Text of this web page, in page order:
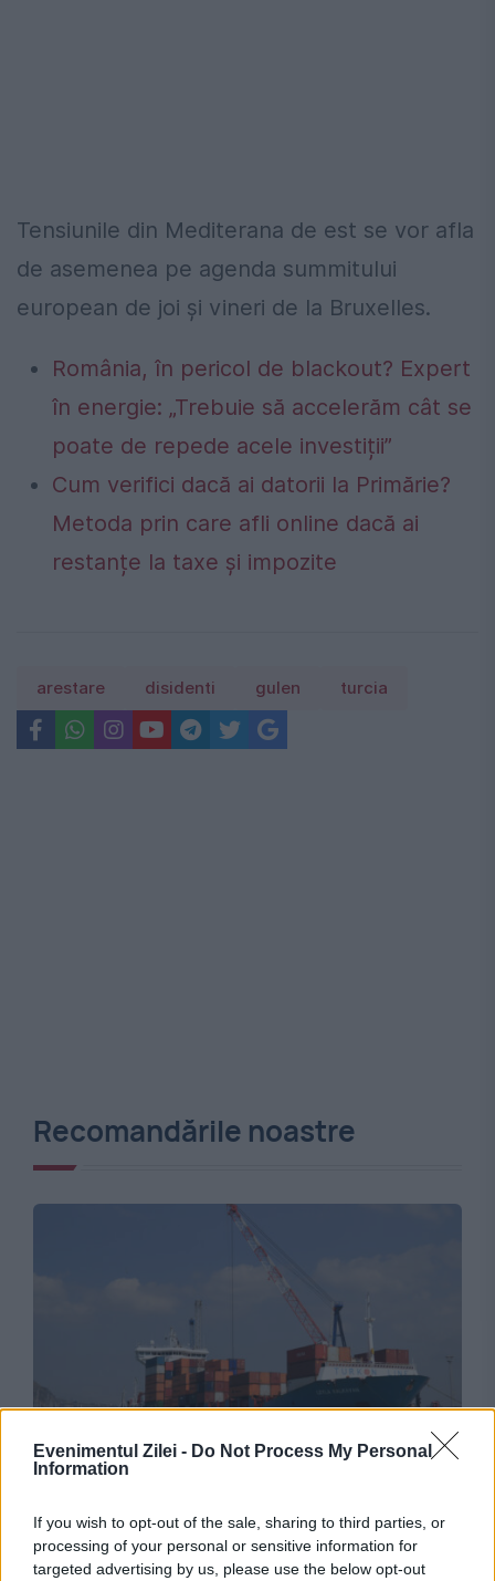
Evenimentul Zilei - Do Not Process My Personal
Information
If you wish to opt-out of the sale, sharing to third parties, or
processing of your personal or sensitive information for
targeted advertising by us, please use the below opt-out
Tensiunile din Mediterana de est se vor afla
de asemenea pe agenda summitului
european de joi şi vineri de la Bruxelles.
România, în pericol de blackout? Expert
în energie: „Trebuie să accelerăm cât se
poate de repede acele investiții”
Cum verifici dacă ai datorii la Primărie?
Metoda prin care afli online dacă ai
restanțe la taxe și impozite
arestare disidenti gulen turcia
Recomandările noastre
Turcia începe să limiteze traficul naval spre
în așteptare